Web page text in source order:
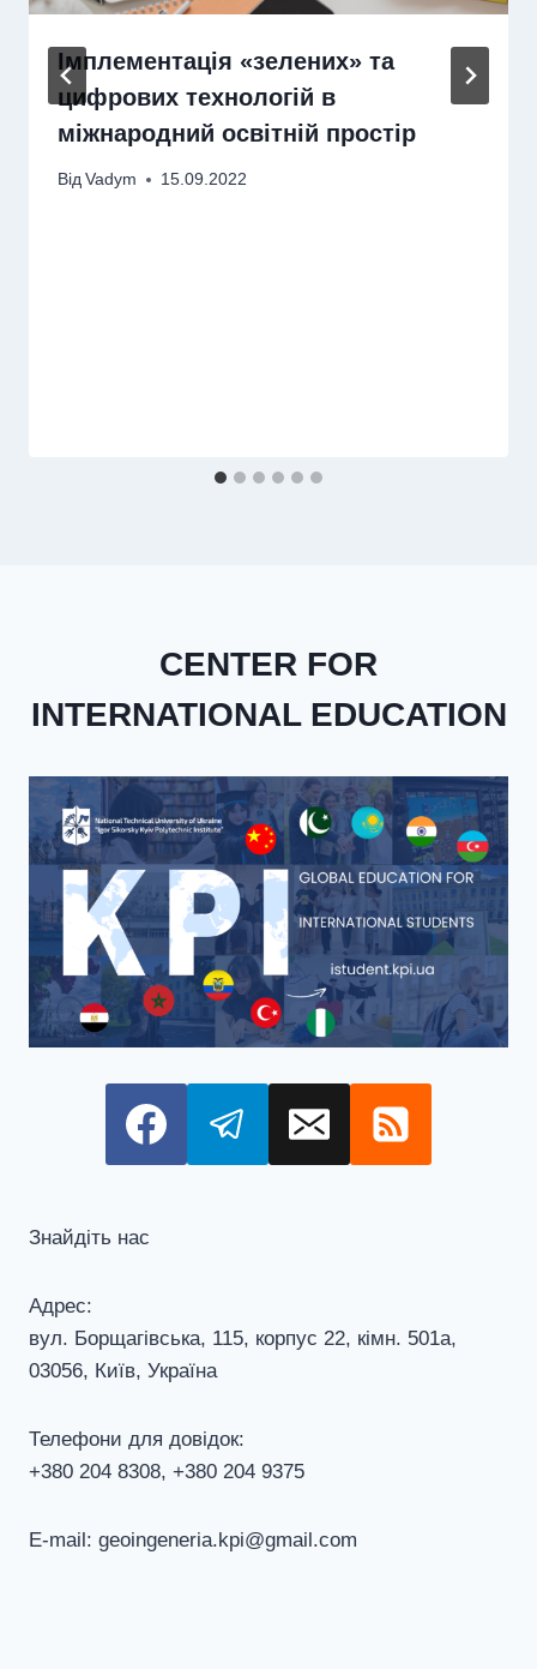
Імплементація «зелених» та
цифрових технологій в
міжнародний освітній простір
Від Vadym 15.09.2022
CENTER FOR
INTERNATIONAL EDUCATION
Знайдіть нас
Адрес:
вул. Борщагівська, 115, корпус 22, кiмн. 501а,
03056, Київ, Україна
Телефони для довiдок:
+380 204 8308, +380 204 9375
E-mail: geoingeneria.kpi@gmail.com